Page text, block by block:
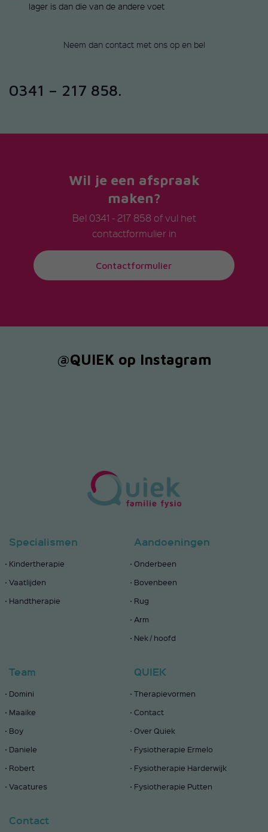
lager is dan die van de andere voet
Neem dan contact met ons op en bel
0341 – 217 858.
Wil je een afspraak
maken?
Bel 0341 - 217 858of vul het
contactformulier in
Contactformulier
@QUIEK op Instagram
Specialismen
Kindertherapie
Vaatlijden
Handtherapie
Aandoeningen
Onderbeen
Bovenbeen
Rug
Arm
Nek / hoofd
Team
Domini
Maaike
Boy
Daniele
Robert
Vacatures
QUIEK
Therapievormen
Contact
Over Quiek
Fysiotherapie Ermelo
Fysiotherapie Harderwijk
Fysiotherapie Putten
Contact